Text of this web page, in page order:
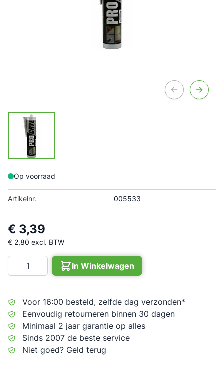
Op voorraad
Artikelnr. 005533
€ 3,39
€ 2,80 excl. BTW
Aantal
In Winkelwagen
Voor 16:00 besteld, zelfde dag verzonden*
Eenvoudig retourneren binnen 30 dagen
Minimaal 2 jaar garantie op alles
Sinds 2007 de beste service
Niet goed? Geld terug